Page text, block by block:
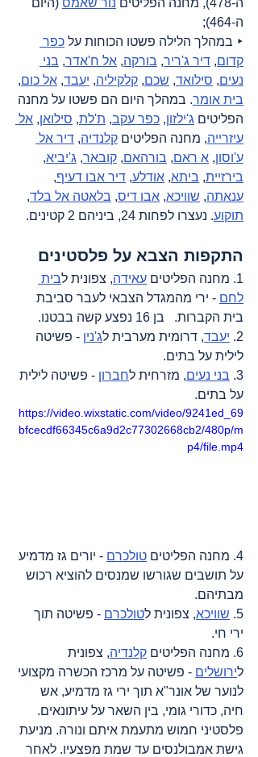
ה-478), מחנה הפליטים
נור שאמס (היום
ה-464);
‣ במהלך הלילה פשטו הכוחות על כפר
קדום, דיר ג'ריר, בורקה, אל ח'אדר, בני
נעים, סילואד, שכם, קלקיליה, יעבד, אל כום,
בית אומר. במהלך היום הם פשטו על מחנה
הפליטים ג'ילזון, כפר עקב, ת'לת, סילואן, אל
עיזרייה, מחנה הפליטים קלנדיה, דיר אל
ע'וסון, א ראם, בורהאם, קובאר, ג'יביא,
בירזיית, ביתא, אודלע, דיר אבו דעיף,
ענאתה, שוויכא, אבו דיס, בלאטה אל בלד,
תוקוע. נעצרו לפחות 24, ביניהם 2 קטינים.
התקפות הצבא על פלסטינים
1. מחנה הפליטים עאידה, צפונית לבית
לחם - ירי מהמגדל הצבאי לעבר סביבת
בית הקברות.   בן 16 נפצע קשה בבטנו.
2. יעבד, דרומית מערבית לג'נין - פשיטה
לילית על בתים.
3. בני נעים, מזרחית לחברון - פשיטה לילית
על בתים.
https://video.wixstatic.com/video/9241ed_69
bfcecdf66345c6a9d2c77302668cb2/480p/m
p4/file.mp4
4. מחנה הפליטים טולכרם - יורים גז מדמיע
על תושבים שגורשו שמנסים להוציא רכוש
מבתיהם.
5. שוויכא, צפונית לטולכרם - פשיטה תוך
ירי חי.
6. מחנה הפליטים
קלנדיה, צפונית
לירושלים - פשיטה על מרכז הכשרה מקצועי
לנוער של אונר"א תוך ירי גז מדמיע, אש
חיה, כדורי גומי, בין השאר על עיתונאים.
פלסטיני חמוש מתעמת איתם ונורה. מניעת
גישת אמבולנסים עד שמת מפצעיו. לאחר